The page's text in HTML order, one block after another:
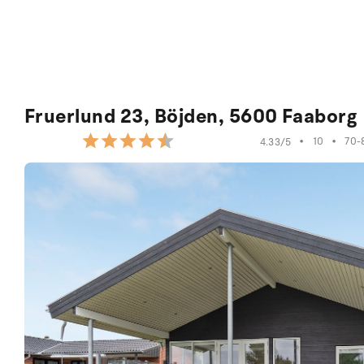
Fruerlund 23, Böjden, 5600 Faaborg
4.33/5 • 10 • 70-